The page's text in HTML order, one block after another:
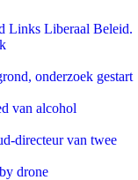
Links Liberaal Beleid.
onderzoek gestart
van alcohol
directeur van twee
drone